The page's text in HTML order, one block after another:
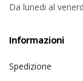
Da lunedi al
Informazioni
Spedizione